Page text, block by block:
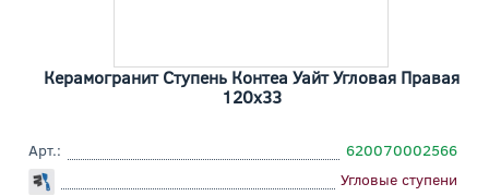
Керамогранит Ступень Контеа Уайт Угловая Правая
120x33
Арт.:
620070002566
Угловые ступени